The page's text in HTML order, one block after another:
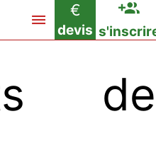
€
devis
de